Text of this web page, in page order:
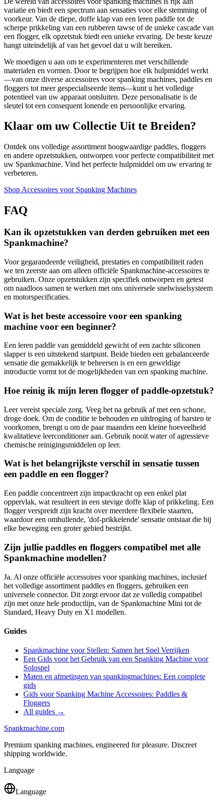
variatie en biedt een spectrum aan sensaties voor elke stemming of
voorkeur. Van de diepe, doffe klap van een leren paddle tot de
scherpe prikkeling van een rubberen tawse of de unieke cascade van
een flogger, elk opzetstuk biedt een unieke ervaring. De beste keuze
hangt uiteindelijk af van het gevoel dat u wilt bereiken.
We moedigen u aan om te experimenteren met verschillende
materialen en vormen. Door te begrijpen hoe elk hulpmiddel werkt
—van onze diverse accessoires voor spanking machines, paddles en
floggers tot meer gespecialiseerde items—kunt u het volledige
potentieel van uw apparaat ontsluiten. Deze personalisatie is de
sleutel tot een consequent lonende en persoonlijke ervaring.
Klaar om uw Collectie Uit te Breiden?
Ontdek ons volledige assortiment hoogwaardige paddles, floggers
en andere opzetstukken, ontworpen voor perfecte compatibiliteit met
uw Spankmachine. Vind het perfecte hulpmiddel om uw ervaring te
verbeteren.
Shop Accessoires voor Spanking Machines
FAQ
Kan ik opzetstukken van derden gebruiken met een
Spankmachine?
Voor gegarandeerde veiligheid, prestaties en compatibiliteit raden
we ten zeerste aan om alleen officiële Spankmachine-accessoires te
gebruiken. Onze opzetstukken zijn specifiek ontworpen en getest
om naadloos samen te werken met ons universele snelwisselsysteem
en motorspecificaties.
Wat is het beste accessoire voor een spanking
machine voor een beginner?
Een leren paddle van gemiddeld gewicht of een zachte siliconen
slapper is een uitstekend startpunt. Beide bieden een gebalanceerde
sensatie die gemakkelijk te beheersen is en een geweldige
introductie vormt tot de mogelijkheden van een spanking machine.
Hoe reinig ik mijn leren flogger of paddle-opzetstuk?
Leer vereist speciale zorg. Veeg het na gebruik af met een schone,
droge doek. Om de conditie te behouden en uitdroging of barsten te
voorkomen, brengt u om de paar maanden een kleine hoeveelheid
kwalitatieve leerconditioner aan. Gebruik nooit water of agressieve
chemische reinigingsmiddelen op leer.
Wat is het belangrijkste verschil in sensatie tussen
een paddle en een flogger?
Een paddle concentreert zijn impactkracht op een enkel plat
oppervlak, wat resulteert in een stevige doffe klap of prikkeling. Een
flogger verspreidt zijn kracht over meerdere flexibele staarten,
waardoor een omhullende, 'dof-prikkelende' sensatie ontstaat die bij
elke beweging een groter gebied bestrijkt.
Zijn jullie paddles en floggers compatibel met alle
Spankmachine modellen?
Ja. Al onze officiële accessoires voor spanking machines, inclusief
het volledige assortiment paddles en floggers, gebruiken een
universele connector. Dit zorgt ervoor dat ze volledig compatibel
zijn met onze hele productlijn, van de Spankmachine Mini tot de
Standard, Heavy Duty en X1 modellen.
Guides
Spankmachine voor Stellen: Samen het Spel Verrijken
Een Gids voor het Gebruik van een Spanking Machine voor
Solospel
Maten en afmetingen van spankingmachines: Een complete
gids
Gids voor Spanking Machine Accessoires: Paddles &
Floggers
All guides →
Spankmachine.com
Premium spanking machines, engineered for pleasure. Discreet
shipping worldwide.
Language
Language